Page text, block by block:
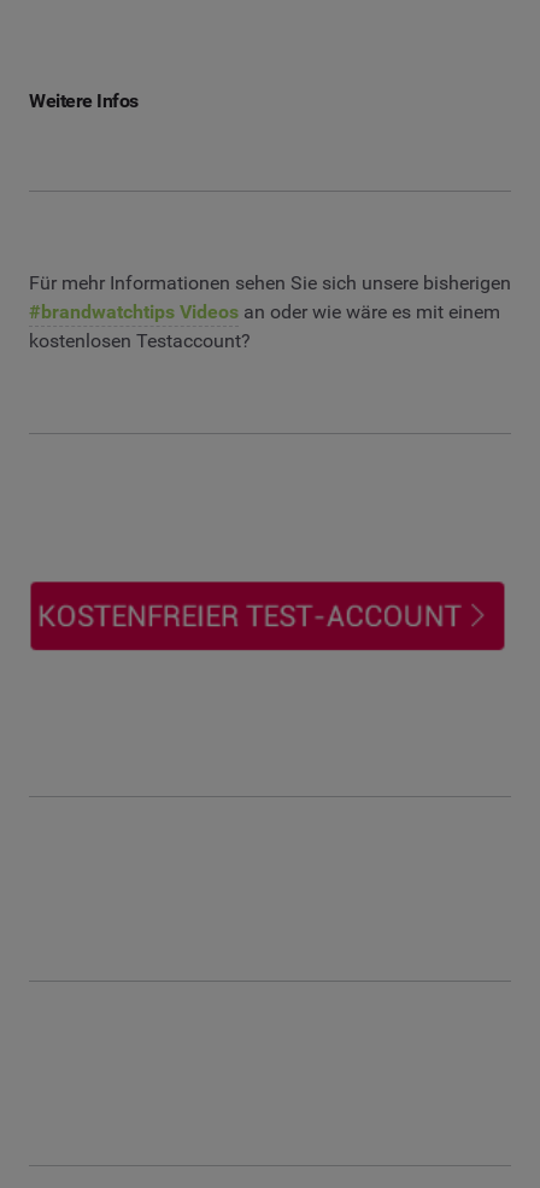
Weitere Infos
Für mehr Informationen sehen Sie sich unsere bisherigen
#brandwatchtips Videos an oder wie wäre es mit einem
kostenlosen Testaccount?